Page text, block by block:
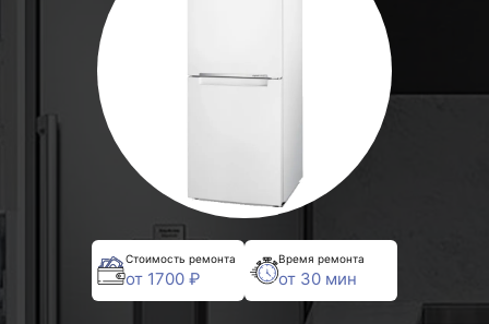
Стоимость ремонта
от 1700 ₽
Время ремонта
от 30 мин